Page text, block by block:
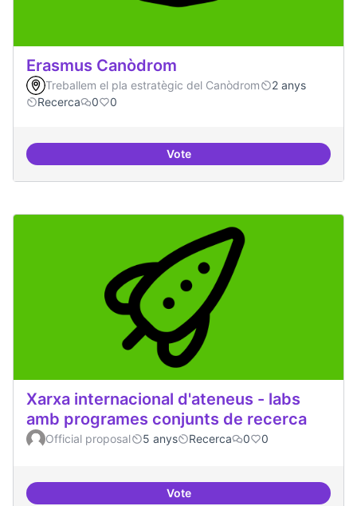
Erasmus Canòdrom
Treballem el pla estratègic del Canòdrom
2 anys
Recerca
0 0
VoteErasmus Canòdrom
Xarxa internacional d'ateneus - labs
amb programes conjunts de recerca
Official proposal 5 anys Recerca 0 0
VoteXarxa internacional d'ateneus -